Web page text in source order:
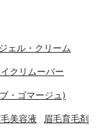
ェル・クリーム
クリムーバー
・ゴマージュ)
美容液 眉毛育毛剤